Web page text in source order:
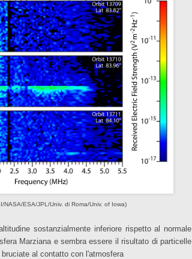
NASA/ESA/JPL/Univ. di Roma/Univ. of Iowa)
sostanzialmente inferiore rispetto al normale
Marziana e sembra essere il risultato di particelle
al contatto con l'atmosfera